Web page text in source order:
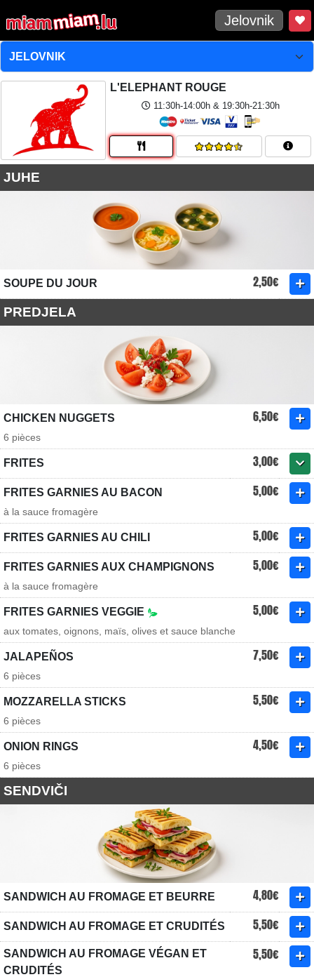
Jelovnik
L'ELEPHANT ROUGE
11:30h-14:00h & 19:30h-21:30h
JUHE
SOUPE DU JOUR 2,50€
PREDJELA
CHICKEN NUGGETS 6,50€
6 pièces
FRITES 3,00€
FRITES GARNIES AU BACON 5,00€
à la sauce fromagère
FRITES GARNIES AU CHILI 5,00€
FRITES GARNIES AUX CHAMPIGNONS 5,00€
à la sauce fromagère
FRITES GARNIES VEGGIE 5,00€
aux tomates, oignons, maïs, olives et sauce blanche
JALAPEÑOS 7,50€
6 pièces
MOZZARELLA STICKS 5,50€
6 pièces
ONION RINGS 4,50€
6 pièces
SENDVIČI
SANDWICH AU FROMAGE ET BEURRE 4,80€
SANDWICH AU FROMAGE ET CRUDITÉS 5,50€
SANDWICH AU FROMAGE VÉGAN ET
CRUDITÉS
5,50€